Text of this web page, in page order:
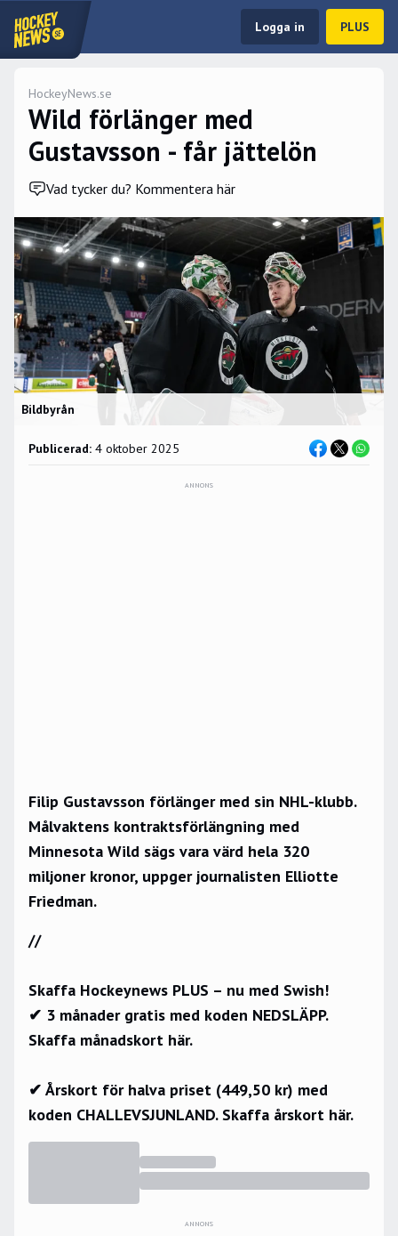
Logga in PLUS
HockeyNews.se
Wild förlänger med
Gustavsson - får jättelön
Vad tycker du? Kommentera här
Bildbyrån
Publicerad: 4 oktober 2025
ANNONS
Filip Gustavsson förlänger med sin NHL-klubb.
Målvaktens kontraktsförlängning med
Minnesota Wild sägs vara värd hela 320
miljoner kronor, uppger journalisten Elliotte
Friedman.
//
Skaffa Hockeynews PLUS – nu med Swish!
✔ 3 månader gratis med koden NEDSLÄPP.
Skaffa månadskort här.
✔ Årskort för halva priset (449,50 kr) med
koden CHALLEVSJUNLAND. Skaffa årskort här.
ANNONS